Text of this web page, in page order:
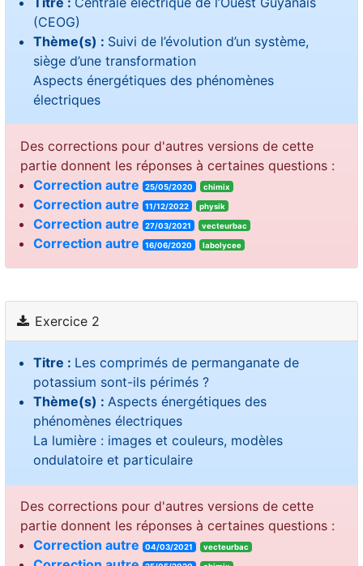
(CEOG)
Thème(s) : Suivi de l’évolution d’un système,
siège d’une transformation
Aspects énergétiques des phénomènes
électriques
Des corrections pour d'autres versions de cette
partie donnent les réponses à certaines questions :
Correction autre
25/05/2020 chimix
Correction autre 11/12/2022 physik
Correction autre 27/03/2021 vecteurbac
Correction autre 16/06/2020 labolycee
Exercice 2
Titre : Les comprimés de permanganate de
potassium sont-ils périmés ?
Thème(s) : Aspects énergétiques des
phénomènes électriques
La lumière : images et couleurs, modèles
ondulatoire et particulaire
Des corrections pour d'autres versions de cette
partie donnent les réponses à certaines questions :
Correction autre
04/03/2021 vecteurbac